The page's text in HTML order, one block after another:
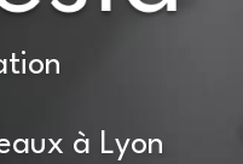
à Lyon